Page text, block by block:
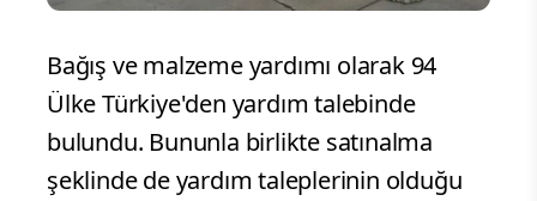
Bağış ve malzeme yardımı olarak 94
Ülke Türkiye'den yardım talebinde
bulundu. Bununla birlikte satınalma
şeklinde de yardım taleplerinin olduğu